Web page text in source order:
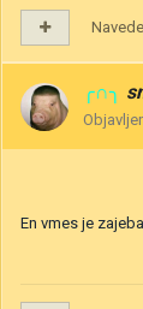
╭∩╮
En vmes je